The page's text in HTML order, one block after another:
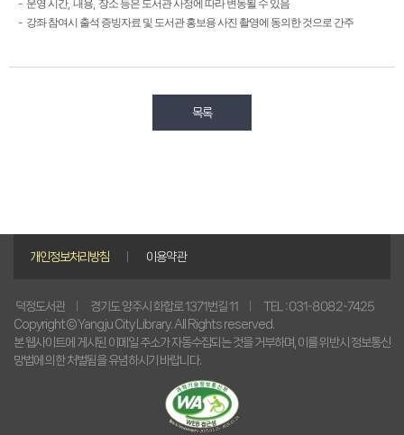
- 운영 시간, 내용, 장소 등은 도서관 사정에 따라 변동될 수 있음
- 강좌 참여시 출석 증빙자료 및 도서관 홍보용 사진 촬영에 동의한 것으로 간주
목록
개인정보처리방침 이용약관
덕정도서관 경기도 양주시 화합로 1371번길 11 TEL : 031-8082-7425
Copyright © Yangju City Library. All Rights reserved.
본 웹사이트에 게시된 이메일 주소가 자동수집되는 것을 거부하며, 이를 위반시 정보통신
망법에 의한 처벌됨을 유념하시기 바랍니다.